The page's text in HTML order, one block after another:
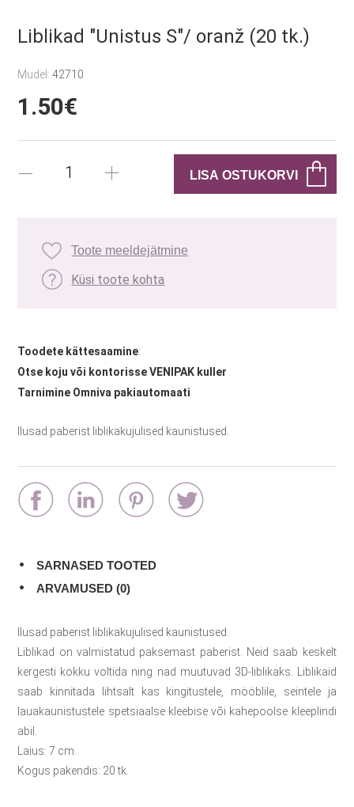
Liblikad "Unistus S"/ oranž (20 tk.)
Mudel:42710
1.50€
Toote meeldejätmine
Küsi toote kohta
Toodete kättesaamine:
Otse koju või kontorisse VENIPAK kuller
Tarnimine Omniva pakiautomaati
Ilusad paberist liblikakujulised kaunistused.
SARNASED TOOTED
ARVAMUSED (0)
Ilusad paberist liblikakujulised kaunistused.
Liblikad on valmistatud paksemast paberist. Neid saab keskelt
kergesti kokku voltida ning nad muutuvad 3D-liblikaks. Liblikaid
saab kinnitada lihtsalt kas kingitustele, mööblile, seintele ja
lauakaunistustele spetsiaalse kleebise või kahepoolse kleeplindi
abil.
Laius: 7 cm.
Kogus pakendis: 20 tk.